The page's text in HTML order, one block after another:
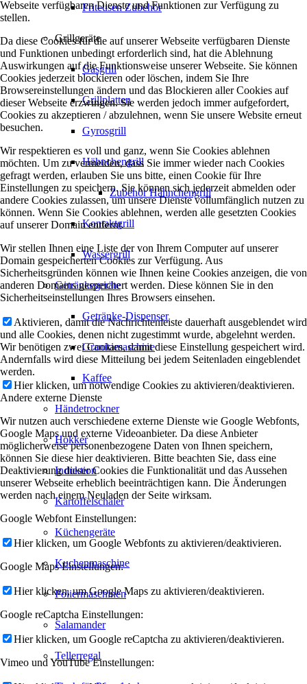
Friteusen Zubehör
Grillgeräte
Gasgrill
Grillplatten
Gyrosgrill
Hähnchengrill
Zubehör Hähnchengrill
Kontaktgrill
Wassergrill
Getränkegeräte
Getränke-Dispenser
Granitamaschine
Kaffee
Händetrockner
Hokker
Induktion
Kartoffelschäler
Küchengeräte
Kuchenmaschine
Poliermaschinen
Salamander
Tellerregal
Webseite verfügbaren Dienste und Funktionen zur Verfügung zu
stellen.
Da diese Cookies für die auf unserer Webseite verfügbaren Dienste
und Funktionen unbedingt erforderlich sind, hat die Ablehnung
Auswirkungen auf die Funktionsweise unserer Webseite. Sie können
Cookies jederzeit blockieren oder löschen, indem Sie Ihre
Browsereinstellungen ändern und das Blockieren aller Cookies auf
dieser Webseite erzwingen. Sie werden jedoch immer aufgefordert,
Cookies zu akzeptieren / abzulehnen, wenn Sie unsere Website erneut
besuchen.
Wir respektieren es voll und ganz, wenn Sie Cookies ablehnen
möchten. Um zu vermeiden, dass Sie immer wieder nach Cookies
gefragt werden, erlauben Sie uns bitte, einen Cookie für Ihre
Einstellungen zu speichern. Sie können sich jederzeit abmelden oder
andere Cookies zulassen, um unsere Dienste vollumfänglich nutzen zu
können. Wenn Sie Cookies ablehnen, werden alle gesetzten Cookies
auf unserer Domain entfernt.
Wir stellen Ihnen eine Liste der von Ihrem Computer auf unserer
Domain gespeicherten Cookies zur Verfügung. Aus
Sicherheitsgründen können wie Ihnen keine Cookies anzeigen, die von
anderen Domains gespeichert werden. Diese können Sie in den
Sicherheitseinstellungen Ihres Browsers einsehen.
Aktivieren, damit die Nachrichtenleiste dauerhaft ausgeblendet wird
und alle Cookies, denen nicht zugestimmt wurde, abgelehnt werden.
Wir benötigen zwei Cookies, damit diese Einstellung gespeichert wird.
Andernfalls wird diese Mitteilung bei jedem Seitenladen eingeblendet
werden.
Hier klicken, um notwendige Cookies zu aktivieren/deaktivieren.
Andere externe Dienste
Wir nutzen auch verschiedene externe Dienste wie Google Webfonts,
Google Maps und externe Videoanbieter. Da diese Anbieter
möglicherweise personenbezogene Daten von Ihnen speichern,
können Sie diese hier deaktivieren. Bitte beachten Sie, dass eine
Deaktivierung dieser Cookies die Funktionalität und das Aussehen
unserer Webseite erheblich beeinträchtigen kann. Die Änderungen
werden nach einem Neuladen der Seite wirksam.
Google Webfont Einstellungen:
Hier klicken, um Google Webfonts zu aktivieren/deaktivieren.
Google Maps Einstellungen:
Hier klicken, um Google Maps zu aktivieren/deaktivieren.
Google reCaptcha Einstellungen:
Hier klicken, um Google reCaptcha zu aktivieren/deaktivieren.
Vimeo und YouTube Einstellungen: